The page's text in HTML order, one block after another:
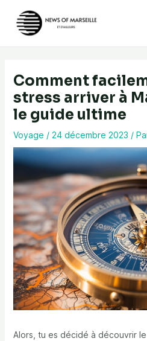
contenu
Comment
stress arriver à
le guide ultime
Voyage / 24 décembre 2023 /
Alors, tu es décidé à découvrir